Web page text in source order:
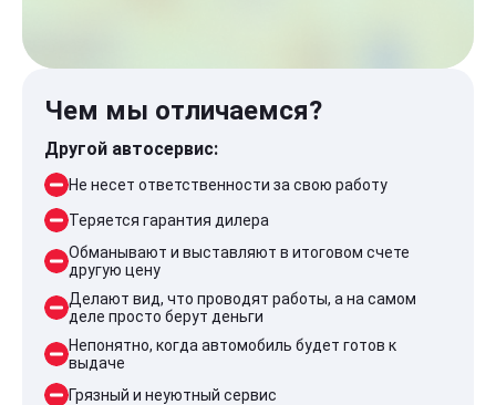
Чем мы отличаемся?
Другой автосервис:
Не несет ответственности за свою работу
Теряется гарантия дилера
Обманывают и выставляют в итоговом счете
другую цену
Делают вид, что проводят работы, а на самом
деле просто берут деньги
Непонятно, когда автомобиль будет готов к
выдаче
Грязный и неуютный сервис